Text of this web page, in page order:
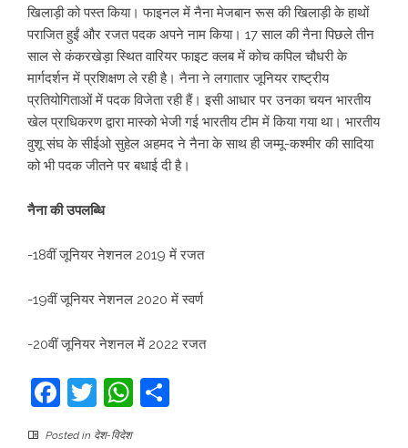
खिलाड़ी को पस्त किया। फाइनल में नैना मेजबान रूस की खिलाड़ी के हाथों
पराजित हुईं और रजत पदक अपने नाम किया। 17 साल की नैना पिछले तीन
साल से कंकरखेड़ा स्थित वारियर फाइट क्लब में कोच कपिल चौधरी के
मार्गदर्शन में प्रशिक्षण ले रही है। नैना ने लगातार जूनियर राष्ट्रीय
प्रतियोगिताओं में पदक विजेता रही हैं। इसी आधार पर उनका चयन भारतीय
खेल प्राधिकरण द्वारा मास्को भेजी गई भारतीय टीम में किया गया था। भारतीय
वुशू संघ के सीईओ सुहेल अहमद ने नैना के साथ ही जम्मू-कश्मीर की सादिया
को भी पदक जीतने पर बधाई दी है।
नैना की उपलब्धि
-18वीं जूनियर नेशनल 2019 में रजत
-19वीं जूनियर नेशनल 2020 में स्वर्ण
-20वीं जूनियर नेशनल में 2022 रजत
Facebook
TwitterWhatsApp
Posted in देश-विदेश